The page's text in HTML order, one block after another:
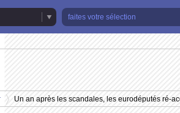
faites votre sélection
>
Un an après les scandales, les eurodéputés ré-